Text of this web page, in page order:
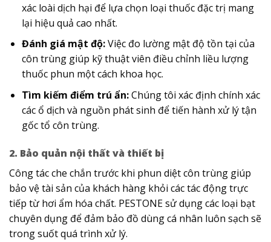
xác loài dịch hại để lựa chọn loại thuốc đặc trị mang
lại hiệu quả cao nhất.
Đánh giá mật độ:Việc đo lường mật độ tồn tại của
côn trùng giúp kỹ thuật viên điều chỉnh liều lượng
thuốc phun một cách khoa học.
Tìm kiếm điểm trú ẩn:Chúng tôi xác định chính xác
các ổ dịch và nguồn phát sinh để tiến hành xử lý tận
gốc tổ côn trùng.
2. Bảo quản nội thất và thiết bị
Công tác che chắn trước khi phun diệt côn trùng​ giúp
bảo vệ tài sản của khách hàng khỏi các tác động trực
tiếp từ hơi ẩm hóa chất. PESTONE sử dụng các loại bạt
chuyên dụng để đảm bảo đồ dùng cá nhân luôn sạch sẽ
trong suốt quá trình xử lý.